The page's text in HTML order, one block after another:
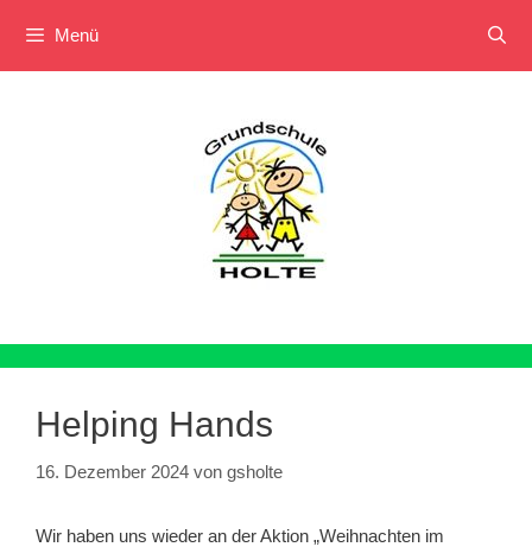
Menü
Helping Hands
16. Dezember 2024 von gsholte
Wir haben uns wieder an der Aktion „Weihnachten im